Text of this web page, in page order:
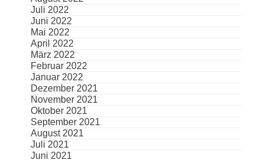
Juli 2022
Juni 2022
Mai 2022
April 2022
März 2022
Februar 2022
Januar 2022
Dezember 2021
November 2021
Oktober 2021
September 2021
August 2021
Juli 2021
Juni 2021